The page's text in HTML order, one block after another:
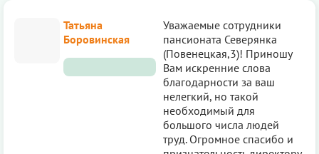
Татьяна
Боровинская
Уважаемые сотрудники
пансионата Северянка
(Повенецкая,3)! Приношу
Вам искренние слова
благодарности за ваш
нелегкий, но такой
необходимый для
большого числа людей
труд. Огромное спасибо и